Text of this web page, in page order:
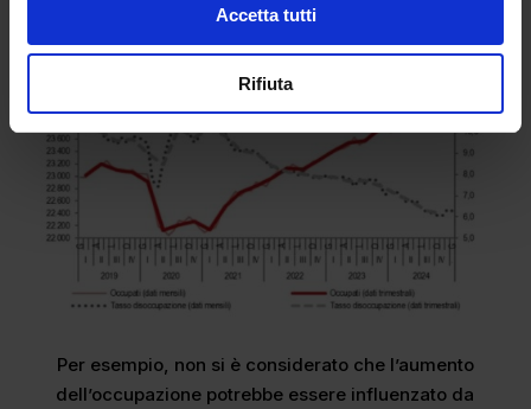
Accetta tutti
Rifiuta
Per esempio, non si è considerato che l’aumento
dell’occupazione potrebbe essere influenzato da